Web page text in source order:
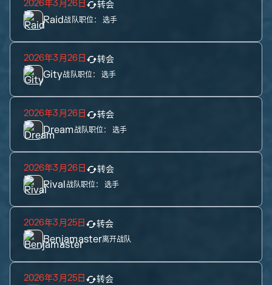
2026年3月26日 转会
Raid战队职位： 选手
2026年3月26日 转会
Gity战队职位： 选手
2026年3月26日 转会
Dream战队职位： 选手
2026年3月26日 转会
Rival战队职位： 选手
2026年3月25日 转会
Benjamaster离开战队
2026年3月25日 转会